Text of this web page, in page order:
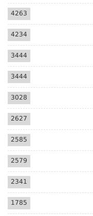
4263
4234
3444
3444
3028
2627
2585
2579
2341
1785